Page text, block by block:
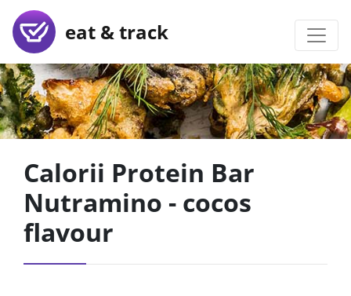
eat & track
Calorii Protein Bar
Nutramino - cocos
flavour